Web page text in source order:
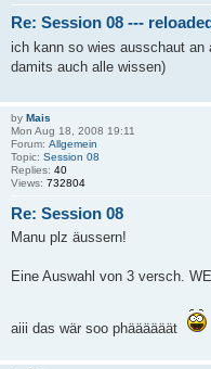
Re: Session 08 ---
ich kann so wies ausschaut an
damits auch alle wissen)
by Mais
Mon Aug 18, 2008 19:11
Forum: Allgemein
Topic: Session 08
Replies: 40
Views: 732804
Re: Session 08
Manu plz äussern!
Eine Auswahl von 3 versch.
aiii das wär soo phäääääät